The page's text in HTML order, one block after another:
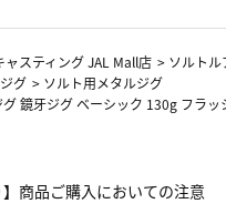
ャスティング JAL Mall店 > ソルトル
グ > ソルト用メタルジグ
鏡牙ジグ ベーシック 130g フラ
】商品ご購入においての注意